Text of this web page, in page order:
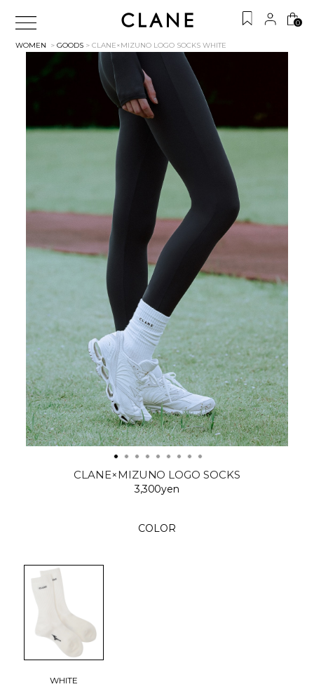
0
WOMEN >GOODS > CLANE×MIZUNO LOGO SOCKSWHITE
CLANE×MIZUNO LOGO SOCKS
3,300yen
COLOR
WHITE